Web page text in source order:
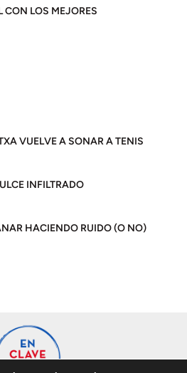
CON LOS MEJORES
VUELVE A SONAR A TENIS
INFILTRADO
HACIENDO RUIDO (O NO)